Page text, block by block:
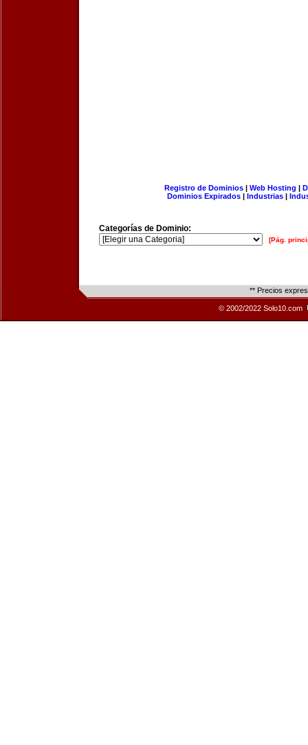
Registro de Dominios| Web Hosting |
Dominios Expirados | Industrias |
Categorías de Dominio:
[Pág.
** Precios
© 2002/2022 Solo10.com